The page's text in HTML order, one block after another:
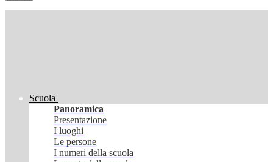
Scuola
Panoramica
Presentazione
I luoghi
Le persone
I numeri della scuola